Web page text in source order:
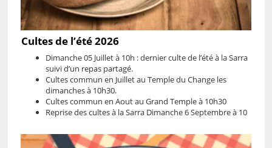
Cultes de l’été 2026
Dimanche 05 Juillet à 10h : dernier culte de l’été à la Sarra
suivi d’un repas partagé.
Cultes commun en Juillet au Temple du Change les
dimanches à 10h30.
Cultes commun en Aout au Grand Temple à 10h30
Reprise des cultes à la Sarra Dimanche 6 Septembre à 10